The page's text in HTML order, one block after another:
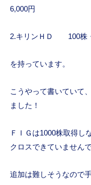
6,000円
2.キリンＨＤ 100株
を持っています。
こうやって書いていて
ました！
ＦＩＧは1000株取得し
クロスできていませんで
追加は難しそうなので